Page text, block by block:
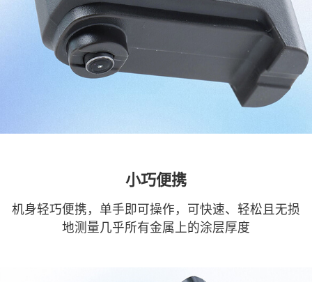
小巧便携
机身轻巧便携，单手即可操作，可快速、轻松且无损
地测量几乎所有金属上的涂层厚度